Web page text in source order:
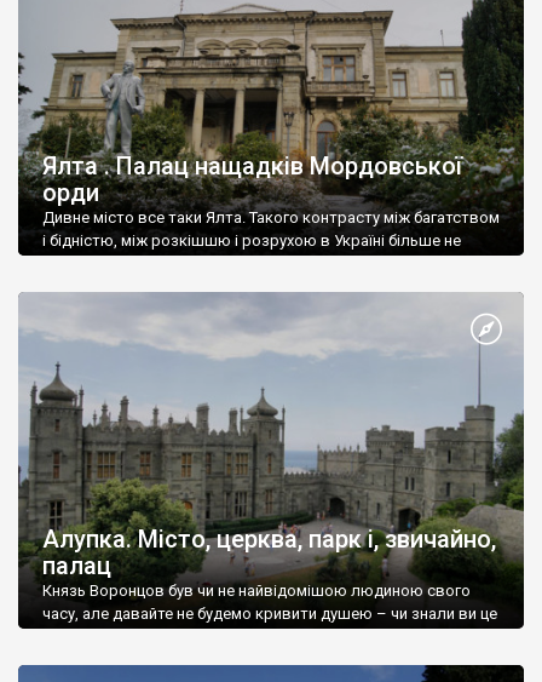
Ялта . Палац нащадків Мордовської
орди
Дивне місто все таки Ялта. Такого контрасту між багатством
і бідністю, між розкішшю і розрухою в Україні більше не
Алупка. Місто, церква, парк і, звичайно,
палац
Князь Воронцов був чи не найвідомішою людиною свого
часу, але давайте не будемо кривити душею – чи знали ви це